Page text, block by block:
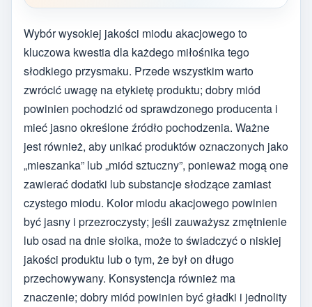
Wybór wysokiej jakości miodu akacjowego to
kluczowa kwestia dla każdego miłośnika tego
słodkiego przysmaku. Przede wszystkim warto
zwrócić uwagę na etykietę produktu; dobry miód
powinien pochodzić od sprawdzonego producenta i
mieć jasno określone źródło pochodzenia. Ważne
jest również, aby unikać produktów oznaczonych jako
„mieszanka” lub „miód sztuczny”, ponieważ mogą one
zawierać dodatki lub substancje słodzące zamiast
czystego miodu. Kolor miodu akacjowego powinien
być jasny i przezroczysty; jeśli zauważysz zmętnienie
lub osad na dnie słoika, może to świadczyć o niskiej
jakości produktu lub o tym, że był on długo
przechowywany. Konsystencja również ma
znaczenie; dobry miód powinien być gładki i jednolity